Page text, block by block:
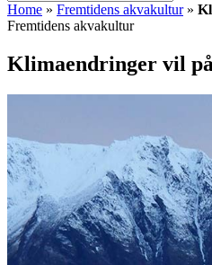
Home » Fremtidens akvakultur»
Fremtidens akvakultur
Klimaendringer vil